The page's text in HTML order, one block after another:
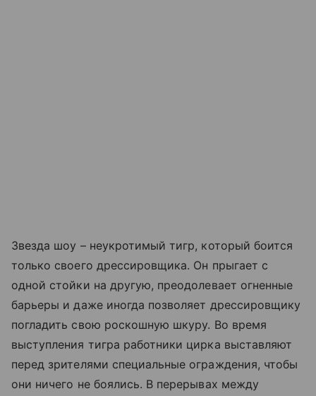
Звезда шоу – неукротимый тигр, который боится
только своего дрессировщика. Он прыгает с
одной стойки на другую, преодолевает огненные
барьеры и даже иногда позволяет дрессировщику
погладить свою роскошную шкуру. Во время
выступления тигра работники цирка выставляют
перед зрителями специальные ограждения, чтобы
они ничего не боялись. В перерывах между